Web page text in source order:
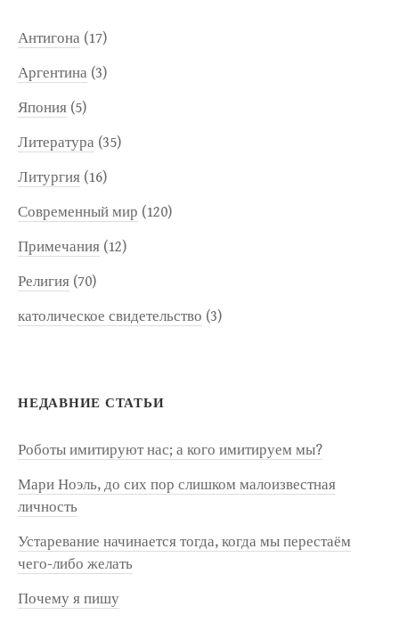
Антигона (17)
Аргентина (3)
Япония (5)
Литература (35)
Литургия (16)
Современный мир (120)
Примечания (12)
Религия (70)
католическое свидетельство (3)
НЕДАВНИЕ СТАТЬИ
Роботы имитируют нас; а кого имитируем мы?
Мари Ноэль, до сих пор слишком малоизвестная
личность
Устаревание начинается тогда, когда мы перестаём
чего-либо желать
Почему я пишу